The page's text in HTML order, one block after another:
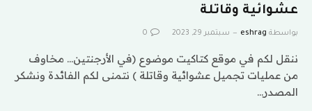
عشوائية وقاتلة
بواسطة eshrag سبتمبر 29, 2023 0
ننقل لكم في موقع كتاكيت موضوع (في الأرجنتين… مخاوف
من عمليات تجميل عشوائية وقاتلة ) نتمنى لكم الفائدة ونشكر
المصدر…